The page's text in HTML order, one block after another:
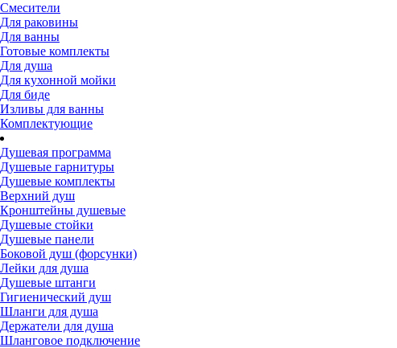
Смесители
Для раковины
Для ванны
Готовые комплекты
Для душа
Для кухонной мойки
Для биде
Изливы для ванны
Комплектующие
Душевая программа
Душевые гарнитуры
Душевые комплекты
Верхний душ
Кронштейны душевые
Душевые стойки
Душевые панели
Боковой душ (форсунки)
Лейки для душа
Душевые штанги
Гигиенический душ
Шланги для душа
Держатели для душа
Шланговое подключение